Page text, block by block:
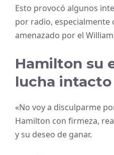
Esto provocó algunos
por radio, especialmente
amenazado por el
Hamilton su
lucha intacto
«No voy a disculparme
Hamilton con firmeza,
y su deseo de ganar.